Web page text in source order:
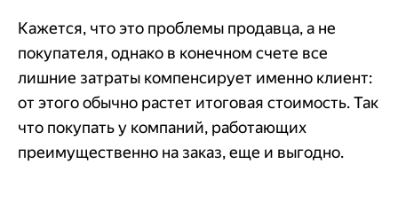
Кажется, что это проблемы продавца, а не
покупателя, однако в конечном счете все
лишние затраты компенсирует именно клиент:
от этого обычно растет итоговая стоимость. Так
что покупать у компаний, работающих
преимущественно на заказ, еще и выгодно.